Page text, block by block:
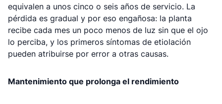
equivalen a unos cinco o seis años de servicio. La
pérdida es gradual y por eso engañosa: la planta
recibe cada mes un poco menos de luz sin que el ojo
lo perciba, y los primeros síntomas de etiolación
pueden atribuirse por error a otras causas.
Mantenimiento que prolonga el rendimiento